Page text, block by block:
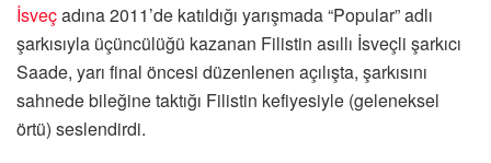
İsveçadına 2011’de katıldığı yarışmada “Popular” adlı
şarkısıyla üçüncülüğü kazanan Filistin asıllı İsveçli şarkıcı
Saade, yarı final öncesi düzenlenen açılışta, şarkısını
sahnede bileğine taktığı Filistin kefiyesiyle (geleneksel
örtü) seslendirdi.